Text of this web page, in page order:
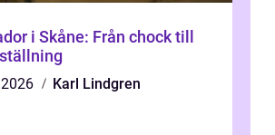
i Skåne: Från chock till
Karl Lindgren